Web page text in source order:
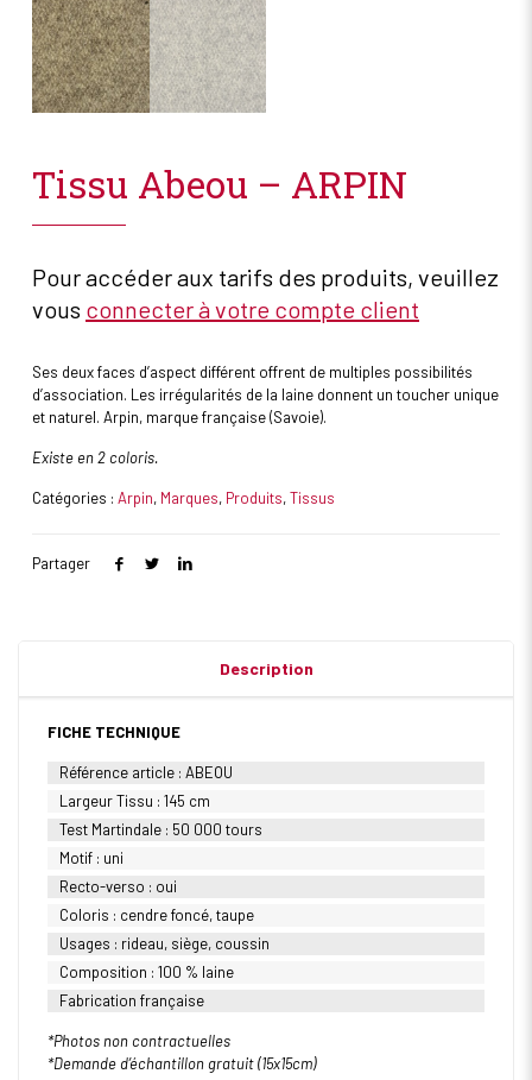
Tissu Abeou – ARPIN
Pour accéder aux tarifs des produits, veuillez
vous connecter à votre compte client
Ses deux faces d’aspect différent offrent de multiples possibilités
d’association. Les irrégularités de la laine donnent un toucher unique
et naturel. Arpin, marque française (Savoie).
Existe en 2 coloris.
Catégories : Arpin, Marques, Produits,Tissus
Partager
Description
FICHE TECHNIQUE
Référence article : ABEOU
Largeur Tissu : 145 cm
Test Martindale : 50 000 tours
Motif : uni
Recto-verso : oui
Coloris : cendre foncé, taupe
Usages : rideau, siège, coussin
Composition : 100 % laine
Fabrication française
*Photos non contractuelles
*Demande d’échantillon gratuit (15x15cm)